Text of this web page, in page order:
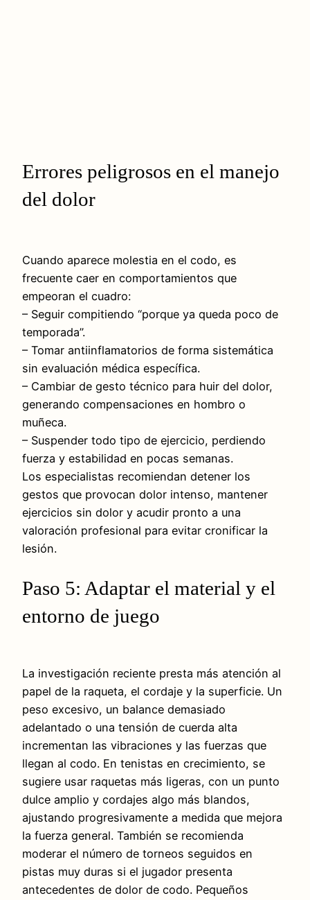
Errores peligrosos en el manejo
del dolor
Cuando aparece molestia en el codo, es
frecuente caer en comportamientos que
empeoran el cuadro:
– Seguir compitiendo “porque ya queda poco de
temporada”.
– Tomar antiinflamatorios de forma sistemática
sin evaluación médica específica.
– Cambiar de gesto técnico para huir del dolor,
generando compensaciones en hombro o
muñeca.
– Suspender todo tipo de ejercicio, perdiendo
fuerza y estabilidad en pocas semanas.
Los especialistas recomiendan detener los
gestos que provocan dolor intenso, mantener
ejercicios sin dolor y acudir pronto a una
valoración profesional para evitar cronificar la
lesión.
Paso 5: Adaptar el material y el
entorno de juego
La investigación reciente presta más atención al
papel de la raqueta, el cordaje y la superficie. Un
peso excesivo, un balance demasiado
adelantado o una tensión de cuerda alta
incrementan las vibraciones y las fuerzas que
llegan al codo. En tenistas en crecimiento, se
sugiere usar raquetas más ligeras, con un punto
dulce amplio y cordajes algo más blandos,
ajustando progresivamente a medida que mejora
la fuerza general. También se recomienda
moderar el número de torneos seguidos en
pistas muy duras si el jugador presenta
antecedentes de dolor de codo. Pequeños